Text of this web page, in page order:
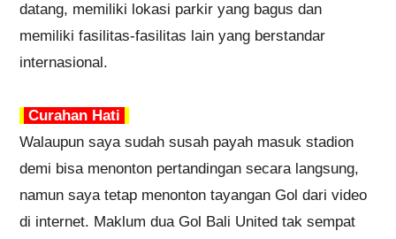
datang, memiliki lokasi parkir yang bagus dan
memiliki fasilitas-fasilitas lain yang berstandar
internasional.
Curahan Hati
Walaupun saya sudah susah payah masuk stadion
demi bisa menonton pertandingan secara langsung,
namun saya tetap menonton tayangan Gol dari video
di internet. Maklum dua Gol Bali United tak sempat